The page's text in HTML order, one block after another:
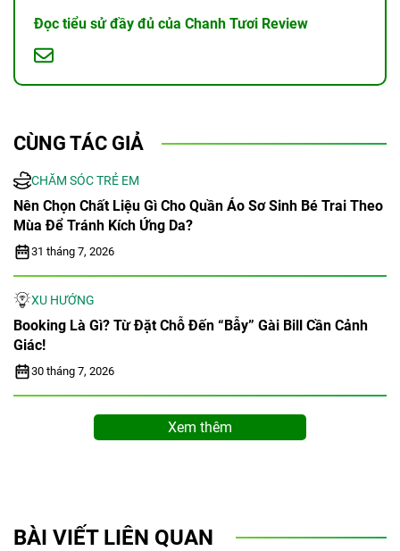
Đọc tiểu sử đầy đủ của Chanh Tươi Review
CÙNG TÁC GIẢ
CHĂM SÓC TRẺ EM
Nên Chọn Chất Liệu Gì Cho Quần Áo Sơ Sinh Bé Trai Theo
Mùa Để Tránh Kích Ứng Da?
31 tháng 7, 2026
XU HƯỚNG
Booking Là Gì? Từ Đặt Chỗ Đến “bẫy” Gài Bill Cần Cảnh
Giác!
30 tháng 7, 2026
Xem thêm
BÀI VIẾT LIÊN QUAN